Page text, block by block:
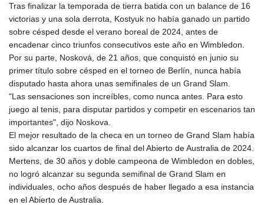
JEP 0.859288
JMD 183.583315
JOD 0.819746
JPY 182.445186
KES 148.887592
KGS 101.104505
KHR 4685.244046
KMF 492.514185
KRW 1627.712241
KYD 0.963346
KZT 541.784389
LAK 26108.437325
LBP
103531.946431
Tras finalizar la temporada de tierra batida con un balance de 16
victorias y una sola derrota, Kostyuk no había ganado un partido
sobre césped desde el verano boreal de 2024, antes de
encadenar cinco triunfos consecutivos este año en Wimbledon.
Por su parte, Nosková, de 21 años, que conquistó en junio su
primer título sobre césped en el torneo de Berlín, nunca había
disputado hasta ahora unas semifinales de un Grand Slam.
"Las sensaciones son increíbles, como nunca antes. Para esto
juego al tenis, para disputar partidos y competir en escenarios tan
importantes", dijo Noskova.
El mejor resultado de la checa en un torneo de Grand Slam había
sido alcanzar los cuartos de final del Abierto de Australia de 2024.
Mertens, de 30 años y doble campeona de Wimbledon en dobles,
no logró alcanzar su segunda semifinal de Grand Slam en
individuales, ocho años después de haber llegado a esa instancia
en el Abierto de Australia.